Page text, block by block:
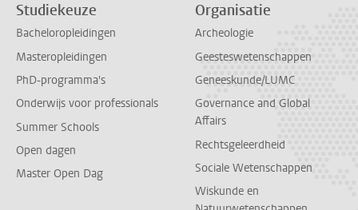
Studiekeuze
Bacheloropleidingen
Masteropleidingen
PhD-programma's
Onderwijs voor professionals
Summer Schools
Open dagen
Master Open Dag
Organisatie
Archeologie
Geesteswetenschappen
Geneeskunde/LUMC
Governance and Global
Affairs
Rechtsgeleerdheid
Sociale Wetenschappen
Wiskunde en